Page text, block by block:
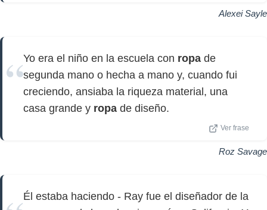
Alexei Sayle
Yo era el niño en la escuela con ropa de
segunda mano o hecha a mano y, cuando fui
creciendo, ansiaba la riqueza material, una
casa grande y ropa de diseño.
Ver frase
Roz Savage
Él estaba haciendo - Ray fue el diseñador de la